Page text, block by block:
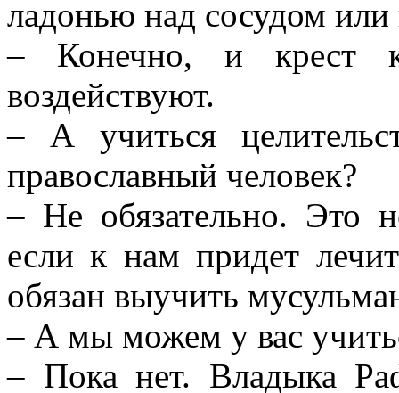
ладонью над сосудом или
– Конечно, и крест
воздействуют.
– А учиться
православный человек?
– Не обязательно. Это
если к нам придет
обязан выучить
– А мы можем у вас
– Пока нет. Владыка